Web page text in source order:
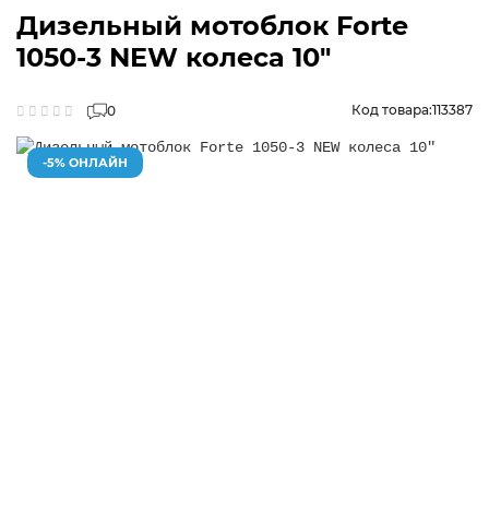
Дизельный мотоблок Forte
1050-3 NEW колеса 10"
0 Код товара:113387
-5% ОНЛАЙН